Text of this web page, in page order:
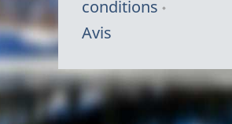
conditions
Avis